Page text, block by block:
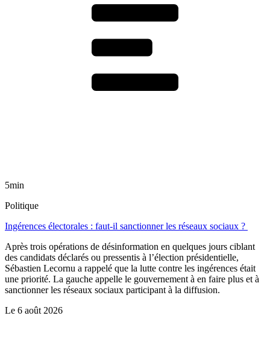
5min
Politique
Ingérences électorales : faut-il sanctionner les réseaux sociaux ?
Après trois opérations de désinformation en quelques jours ciblant
des candidats déclarés ou pressentis à l’élection présidentielle,
Sébastien Lecornu a rappelé que la lutte contre les ingérences était
une priorité. La gauche appelle le gouvernement à en faire plus et à
sanctionner les réseaux sociaux participant à la diffusion.
Le 6 août 2026